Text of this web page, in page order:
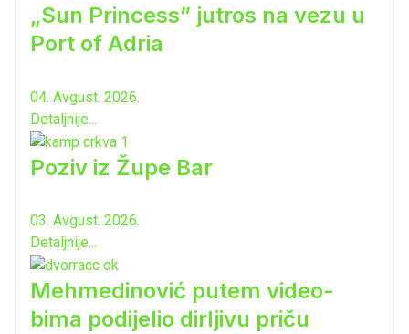
„Sun Princess” jutros na vezu u
Port of Adria
04. Avgust. 2026.
Detaljnije...
Poziv iz Župe Bar
03. Avgust. 2026.
Detaljnije...
Mehmedinović putem video-
bima podijelio dirljivu priču